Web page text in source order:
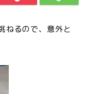
ねるので、意外と